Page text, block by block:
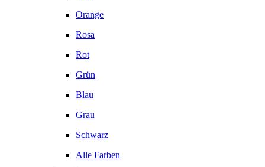
Orange
Rosa
Rot
Grün
Blau
Grau
Schwarz
Alle Farben